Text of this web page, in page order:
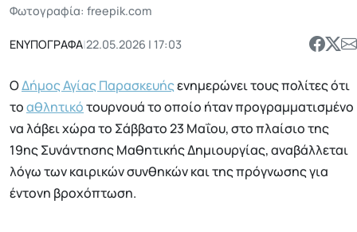
Φωτογραφία: freepik.com
ΕΝΥΠΟΓΡΑΦΑ|22.05.2026 | 17:03
OΔήμος Αγίας Παρασκευήςενημερώνει τους πολίτες ότι
τοαθλητικότουρνουά το οποίο ήταν προγραμματισμένο
να λάβει χώρα το Σάββατο 23 Μαΐου, στο πλαίσιο της
19ης Συνάντησης Μαθητικής Δημιουργίας, αναβάλλεται
λόγω των καιρικών συνθηκών και της πρόγνωσης για
έντονη βροχόπτωση.